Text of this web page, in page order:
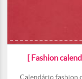
[ Fashion
Calendário fashion